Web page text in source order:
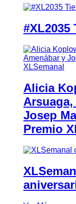
#XL2035
Alicia
Josep
Premio